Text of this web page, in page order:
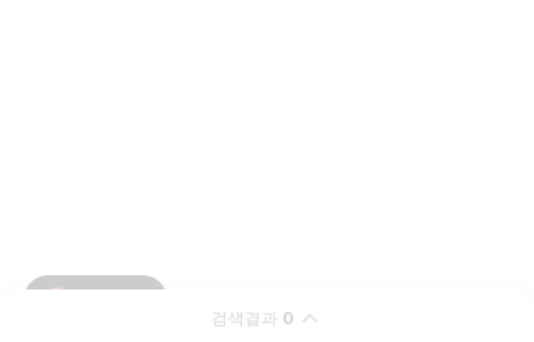
검색결과 0